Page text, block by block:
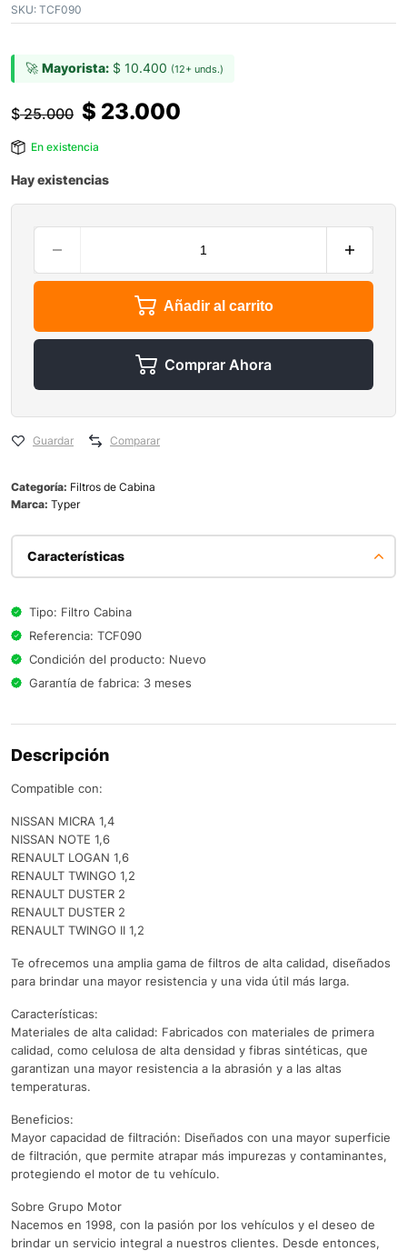
SKU: TCF090
🚀 Mayorista: $ 10.400 (12+ unds.)
$25.000 $ 23.000
En existencia
Hay existencias
Añadir al carrito
Comprar Ahora
Guardar Comparar
Categoría: Filtros de Cabina
Marca: Typer
Características
Tipo: Filtro Cabina
Referencia: TCF090
Condición del producto: Nuevo
Garantía de fabrica: 3 meses
Descripción
Compatible con:
NISSAN MICRA 1,4
NISSAN NOTE 1,6
RENAULT LOGAN 1,6
RENAULT TWINGO 1,2
RENAULT DUSTER 2
RENAULT DUSTER 2
RENAULT TWINGO II 1,2
Te ofrecemos una amplia gama de filtros de alta calidad, diseñados
para brindar una mayor resistencia y una vida útil más larga.
Características:
Materiales de alta calidad: Fabricados con materiales de primera
calidad, como celulosa de alta densidad y fibras sintéticas, que
garantizan una mayor resistencia a la abrasión y a las altas
temperaturas.
Beneficios:
Mayor capacidad de filtración: Diseñados con una mayor superficie
de filtración, que permite atrapar más impurezas y contaminantes,
protegiendo el motor de tu vehículo.
Sobre Grupo Motor
Nacemos en 1998, con la pasión por los vehículos y el deseo de
brindar un servicio integral a nuestros clientes. Desde entonces,